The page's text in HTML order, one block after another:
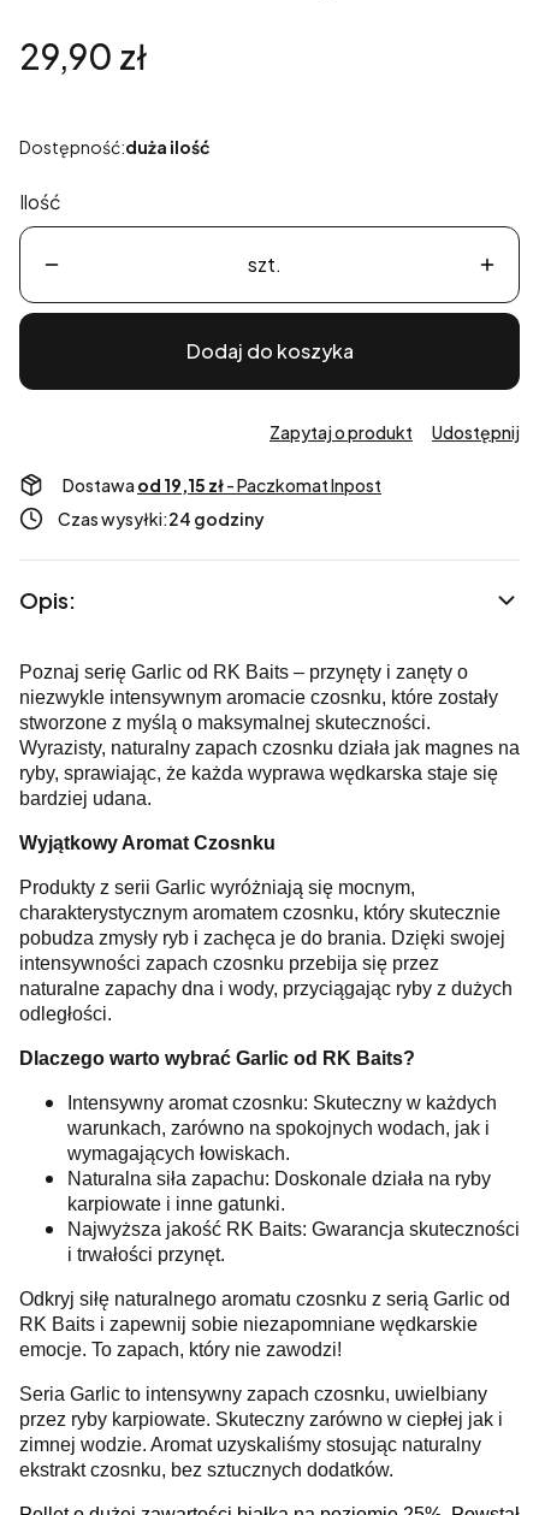
Cena
29,90 zł
Dostępność:duża ilość
Ilość
szt.
Dodaj do koszyka
Zapytaj o produkt Udostępnij
Dostawa od 19,15 zł- Paczkomat Inpost
Czas wysyłki:24 godziny
Opis:
Poznaj serię Garlic od RK Baits – przynęty i zanęty o
niezwykle intensywnym aromacie czosnku, które zostały
stworzone z myślą o maksymalnej skuteczności.
Wyrazisty, naturalny zapach czosnku działa jak magnes na
ryby, sprawiając, że każda wyprawa wędkarska staje się
bardziej udana.
Wyjątkowy Aromat Czosnku
Produkty z serii Garlic wyróżniają się mocnym,
charakterystycznym aromatem czosnku, który skutecznie
pobudza zmysły ryb i zachęca je do brania. Dzięki swojej
intensywności zapach czosnku przebija się przez
naturalne zapachy dna i wody, przyciągając ryby z dużych
odległości.
Dlaczego warto wybrać Garlic od RK Baits?
Intensywny aromat czosnku: Skuteczny w każdych
warunkach, zarówno na spokojnych wodach, jak i
wymagających łowiskach.
Naturalna siła zapachu: Doskonale działa na ryby
karpiowate i inne gatunki.
Najwyższa jakość RK Baits: Gwarancja skuteczności
i trwałości przynęt.
Odkryj siłę naturalnego aromatu czosnku z serią Garlic od
RK Baits i zapewnij sobie niezapomniane wędkarskie
emocje. To zapach, który nie zawodzi!
Seria Garlic to intensywny zapach czosnku, uwielbiany
przez ryby karpiowate. Skuteczny zarówno w ciepłej jak i
zimnej wodzie. Aromat uzyskaliśmy stosując naturalny
ekstrakt czosnku, bez sztucznych dodatków.